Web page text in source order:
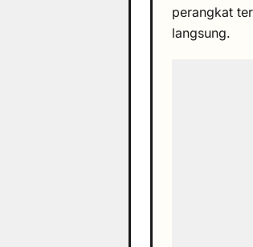
perangkat
langsung.